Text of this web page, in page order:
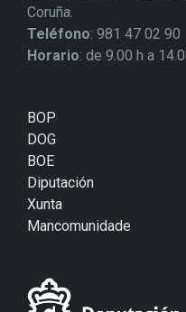
Coruña.
Teléfono: 981 47 02 90
Horario: de 9.00 h a
BOP
DOG
BOE
Diputación
Xunta
Mancomunidade